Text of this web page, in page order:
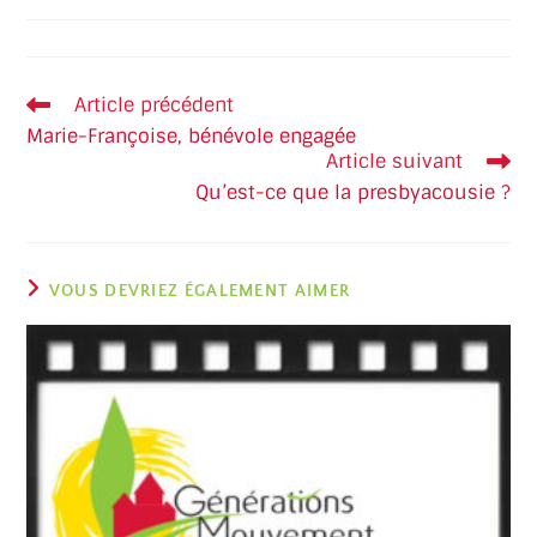
Article précédent
Marie-Françoise, bénévole engagée
Article suivant
Qu’est-ce que la presbyacousie ?
VOUS DEVRIEZ ÉGALEMENT AIMER